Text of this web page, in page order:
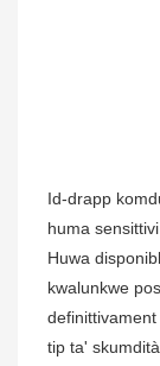
Id-drapp
huma
Huwa
kwalunkwe
tip ta'